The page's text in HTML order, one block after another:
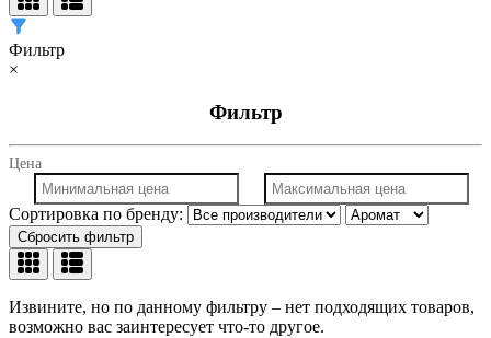
Фильтр
×
Фильтр
Цена
Сортировка по бренду:
Сбросить фильтр
Извините, но по данному фильтру – нет подходящих товаров,
возможно вас заинтересует что-то другое.